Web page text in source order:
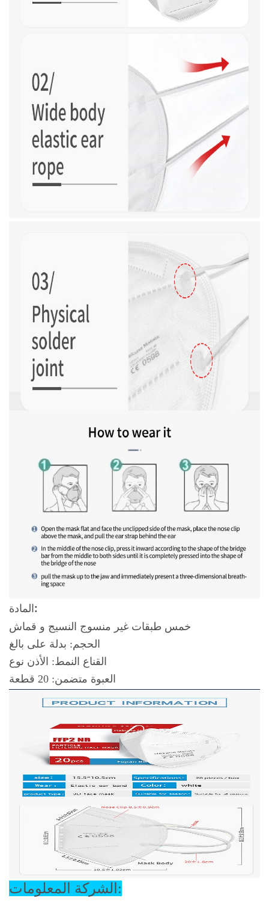
المادة:
خمس طبقات غير منسوج النسيج و قماش
الحجم: بدلة على بالغ
القناع النمط: الأذن نوع
العبوة متضمن: 20 قطعة
الشركة المعلومات: